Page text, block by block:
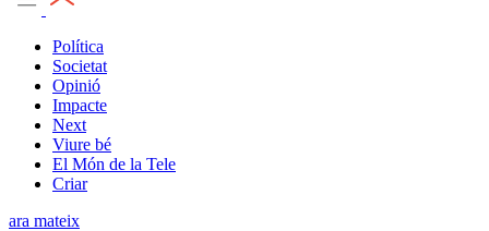
Política
Societat
Opinió
Impacte
Next
Viure bé
El Món de la Tele
Criar
ara mateix